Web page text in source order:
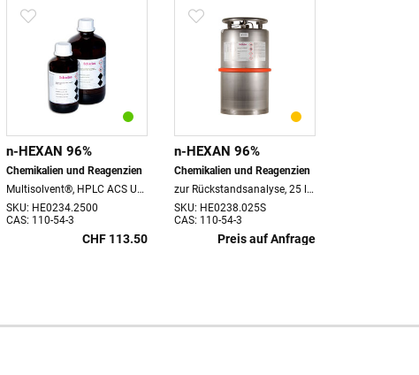
n-HEXAN 96%
Chemikalien und Reagenzien
Multisolvent®, HPLC ACS UV-VIS, 2.5 lt. Flasche, VOC 1.65 kg
SKU: HE0234.2500
CAS: 110-54-3
CHF 113.50
n-HEXAN 96%
Chemikalien und Reagenzien
zur Rückstandsanalyse, 25 lt. Edelstahlfass
SKU: HE0238.025S
CAS: 110-54-3
Preis auf Anfrage